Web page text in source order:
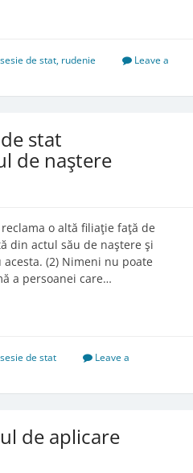
de stat, rudenie
Leave a
stat
de naştere
o altă filiaţie faţă de
din actul său de naştere şi
(2) Nimeni nu poate
a persoanei care…
de stat
Leave a
de aplicare